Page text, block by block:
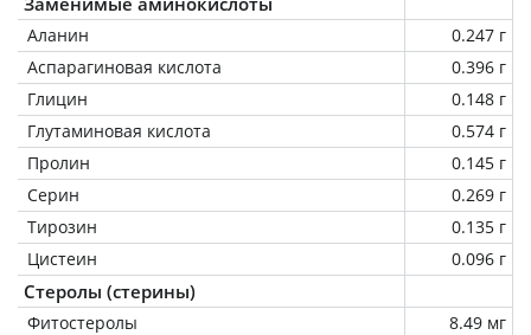
Аланин
0.247 г
Аспарагиновая кислота
0.396 г
Глицин
0.148 г
Глутаминовая кислота
0.574 г
Пролин
0.145 г
Серин
0.269 г
Тирозин
0.135 г
Цистеин
0.096 г
Стеролы (стерины)
Фитостеролы 8.49 мг